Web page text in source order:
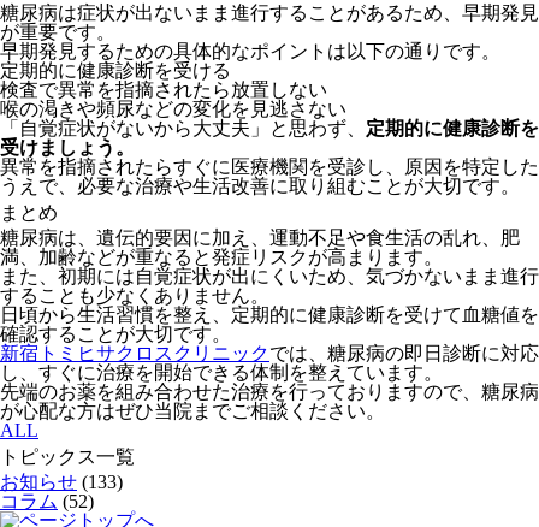
糖尿病は症状が出ないまま進行することがあるため、早期発見
が重要です。
早期発見するための具体的なポイントは以下の通りです。
定期的に健康診断を受ける
検査で異常を指摘されたら放置しない
喉の渇きや頻尿などの変化を見逃さない
「自覚症状がないから大丈夫」と思わず、 定期的に健康診断を
受けましょう。
異常を指摘されたらすぐに医療機関を受診し、原因を特定した
うえで、必要な治療や生活改善に取り組むことが大切です。
まとめ
糖尿病は、遺伝的要因に加え、運動不足や食生活の乱れ、肥
満、加齢などが重なると発症リスクが高まります。
また、初期には自覚症状が出にくいため、気づかないまま進行
することも少なくありません。
日頃から生活習慣を整え、定期的に健康診断を受けて血糖値を
確認することが大切です。
新宿トミヒサクロスクリニックでは、糖尿病の即日診断に対応
し、すぐに治療を開始できる体制を整えています。
先端のお薬を組み合わせた治療を行っておりますので、糖尿病
が心配な方はぜひ当院までご相談ください。
ALL
トピックス一覧
お知らせ (133)
コラム (52)